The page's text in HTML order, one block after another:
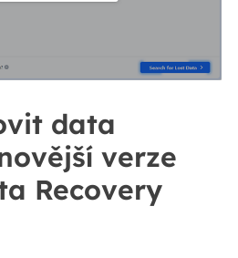
data
verze
Recovery